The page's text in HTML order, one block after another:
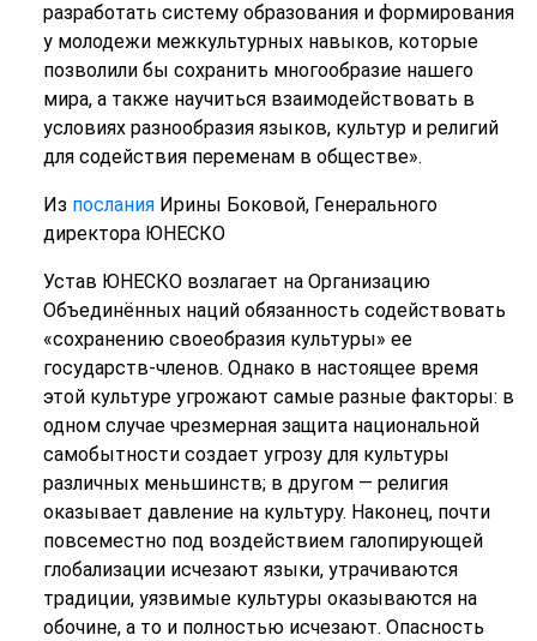
разработать систему образования и формирования
у молодежи межкультурных навыков, которые
позволили бы сохранить многообразие нашего
мира, а также научиться взаимодействовать в
условиях разнообразия языков, культур и религий
для содействия переменам в обществе».
Из посланияИрины Боковой, Генерального
директора ЮНЕСКО
Устав ЮНЕСКО возлагает на Организацию
Объединённых наций обязанность содействовать
«сохранению своеобразия культуры» ее
государств-членов. Однако в настоящее время
этой культуре угрожают самые разные факторы: в
одном случае чрезмерная защита национальной
самобытности создает угрозу для культуры
различных меньшинств; в другом — религия
оказывает давление на культуру. Наконец, почти
повсеместно под воздействием галопирующей
глобализации исчезают языки, утрачиваются
традиции, уязвимые культуры оказываются на
обочине, а то и полностью исчезают. Опасность